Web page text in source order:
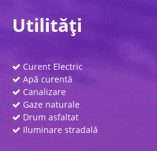
Utilităţi
Curent Electric
Apă curentă
Canalizare
Gaze naturale
Drum asfaltat
Iluminare stradală